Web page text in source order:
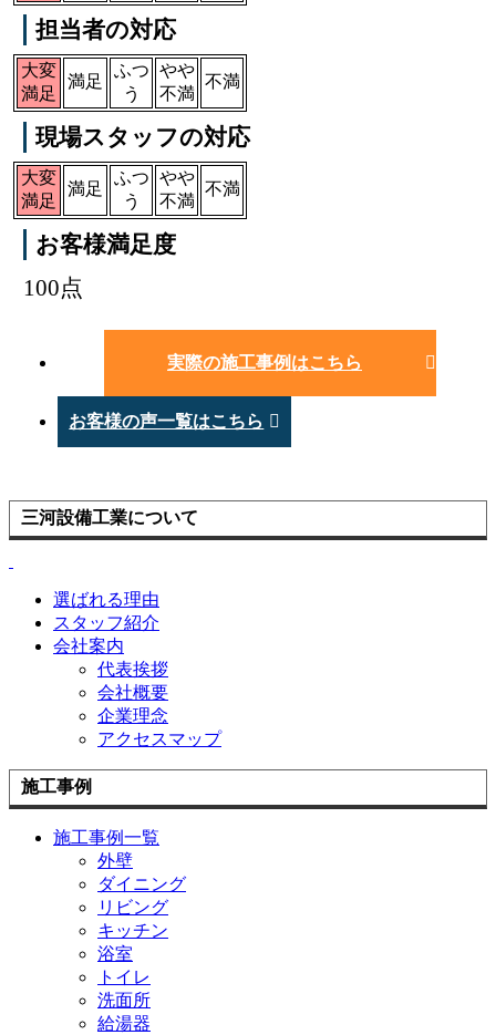
担当者の対応
大変
満足
満足
ふつ
う
やや
不満
不満
現場スタッフの対応
大変
満足
満足
ふつ
う
やや
不満
不満
お客様満足度
100点
実際の施工事例はこちら
お客様の声一覧はこちら
三河設備工業について
選ばれる理由
スタッフ紹介
会社案内
代表挨拶
会社概要
企業理念
アクセスマップ
施工事例
施工事例一覧
外壁
ダイニング
リビング
キッチン
浴室
トイレ
洗面所
給湯器